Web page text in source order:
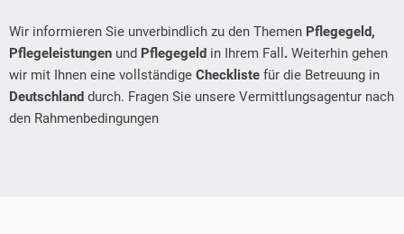
Wir informieren Sie unverbindlich zu den Themen Pflegegeld,
Pflegeleistungen und Pflegegeld in Ihrem Fall . Weiterhin gehen
wir mit Ihnen eine vollständige Checkliste für die Betreuung in
Deutschland durch. Fragen Sie unsere Vermittlungsagentur nach
den Rahmenbedingungen